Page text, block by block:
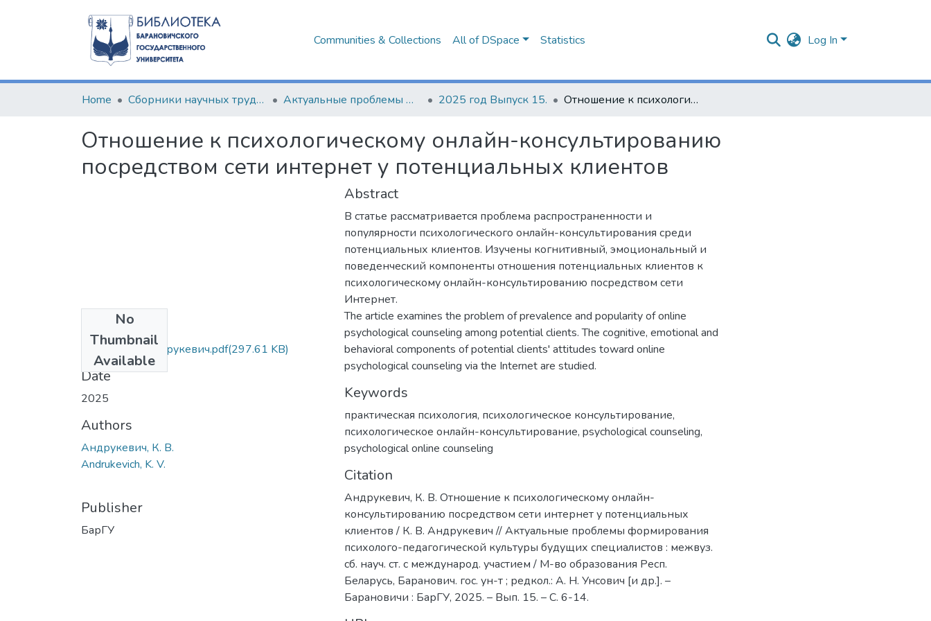
Communities & Collections All of DSpace Statistics Log In
Home Сборники научных трудов Актуальные проблемы формирования психолого-педагогической культуры будущих специалистов 2025 год Выпуск 15. Отношение к психологическому онлайн-консультированию посредством сети интернет у потенциальных клиентов
Отношение к психологическому онлайн-консультированию
посредством сети интернет у потенциальных клиентов
No
Thumbnail
Available
с. 6-14 К. В. Андрукевич.pdf(297.61 KB)
Date
2025
Authors
Андрукевич, К. В.
Andrukevich, K. V.
Publisher
БарГУ
Abstract
В статье рассматривается проблема распространенности и
популярности психологического онлайн-консультирования среди
потенциальных клиентов. Изучены когнитивный, эмоциональный и
поведенческий компоненты отношения потенциальных клиентов к
психологическому онлайн-консультированию посредством сети
Интернет.
The article examines the problem of prevalence and popularity of online
psychological counseling among potential clients. The cognitive, emotional and
behavioral components of potential clients' attitudes toward online
psychological counseling via the Internet are studied.
Keywords
практическая психология, психологическое консультирование,
психологическое онлайн-консультирование, psychological counseling,
psychological online counseling
Citation
Андрукевич, К. В. Отношение к психологическому онлайн-
консультированию посредством сети интернет у потенциальных
клиентов / К. В. Андрукевич // Актуальные проблемы формирования
психолого-педагогической культуры будущих специалистов : межвуз.
сб. науч. ст. с международ. участием / М-во образования Респ.
Беларусь, Баранович. гос. ун-т ; редкол.: А. Н. Унсович [и др.]. –
Барановичи : БарГУ, 2025. – Вып. 15. – С. 6-14.